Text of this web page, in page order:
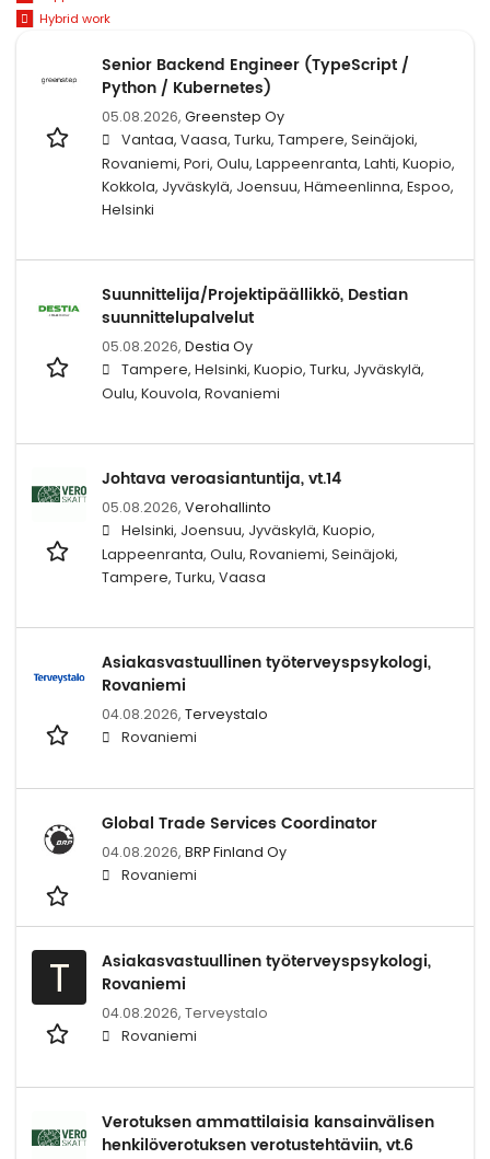
Hybrid work
Senior Backend Engineer (TypeScript /
Python / Kubernetes)
05.08.2026, Greenstep Oy
Vantaa, Vaasa, Turku, Tampere, Seinäjoki,
Rovaniemi, Pori, Oulu, Lappeenranta, Lahti, Kuopio,
Kokkola, Jyväskylä, Joensuu, Hämeenlinna, Espoo,
Helsinki
Suunnittelija/Projektipäällikkö, Destian
suunnittelupalvelut
05.08.2026, Destia Oy
Tampere, Helsinki, Kuopio, Turku, Jyväskylä,
Oulu, Kouvola, Rovaniemi
Johtava veroasiantuntija, vt.14
05.08.2026, Verohallinto
Helsinki, Joensuu, Jyväskylä, Kuopio,
Lappeenranta, Oulu, Rovaniemi, Seinäjoki,
Tampere, Turku, Vaasa
Asiakasvastuullinen työterveyspsykologi,
Rovaniemi
04.08.2026, Terveystalo
Rovaniemi
Global Trade Services Coordinator
04.08.2026, BRP Finland Oy
Rovaniemi
T
Asiakasvastuullinen työterveyspsykologi,
Rovaniemi
04.08.2026, Terveystalo
Rovaniemi
Verotuksen ammattilaisia kansainvälisen
henkilöverotuksen verotustehtäviin, vt.6